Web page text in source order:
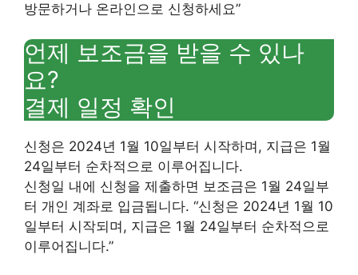
방문하거나 온라인으로 신청하세요”
언제 보조금을 받을 수 있나
요?
결제 일정 확인
신청은 2024년 1월 10일부터 시작하며, 지급은 1월
24일부터 순차적으로 이루어집니다.
신청일 내에 신청을 제출하면 보조금은 1월 24일부
터 개인 계좌로 입금됩니다. “신청은 2024년 1월 10
일부터 시작되며, 지급은 1월 24일부터 순차적으로
이루어집니다.”